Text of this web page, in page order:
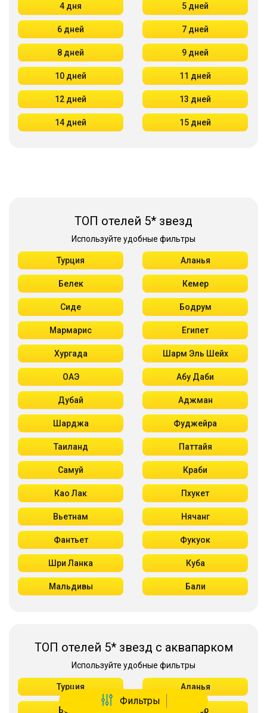
Фильтры
4 дня 5 дней
6 дней 7 дней
8 дней 9 дней
10 дней 11 дней
12 дней 13 дней
14 дней 15 дней
ТОП отелей 5* звезд
Используйте удобные фильтры
Турция Аланья
Белек Кемер
Сиде Бодрум
Мармарис Египет
Хургада Шарм Эль Шейх
ОАЭ Абу Даби
Дубай Аджман
Шарджа Фуджейра
Таиланд Паттайя
Самуй Краби
Као Лак Пхукет
Вьетнам Нячанг
Фантьет Фукуок
Шри Ланка Куба
Мальдивы Бали
ТОП отелей 5* звезд с аквапарком
Используйте удобные фильтры
Турция Аланья
Белек Кемер